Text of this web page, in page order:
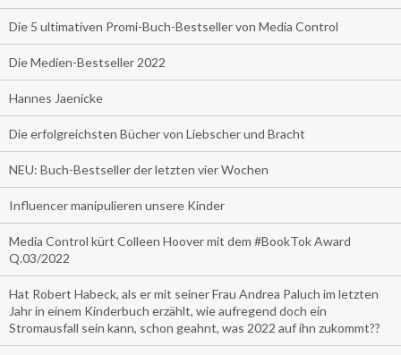
Die 5 ultimativen Promi-Buch-Bestseller von Media Control
Die Medien-Bestseller 2022
Hannes Jaenicke
Die erfolgreichsten Bücher von Liebscher und Bracht
NEU: Buch-Bestseller der letzten vier Wochen
Influencer manipulieren unsere Kinder
Media Control kürt Colleen Hoover mit dem #BookTok Award
Q.03/2022
Hat Robert Habeck, als er mit seiner Frau Andrea Paluch im letzten
Jahr in einem Kinderbuch erzählt, wie aufregend doch ein
Stromausfall sein kann, schon geahnt, was 2022 auf ihn zukommt??